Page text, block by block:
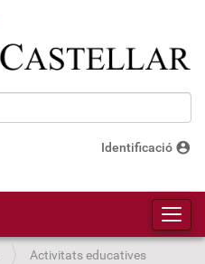
Identificació account_circle
Activitats educatives